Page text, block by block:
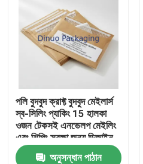
পণ্য
আমাদের সম্পর্কে
কারখানা ভ্রমণ
পলি বুদবুদ ক্রাফ্ট বুদবুদ মেইলার্স
স্ব-সিলিং প্যাকিং 15 হালকা
ওজন টেকসই এনভেলপ মেইলিং
এবং শিপিং সুরক্ষা জন্য ডিজাইন
করা
অনুসন্ধান পাঠান